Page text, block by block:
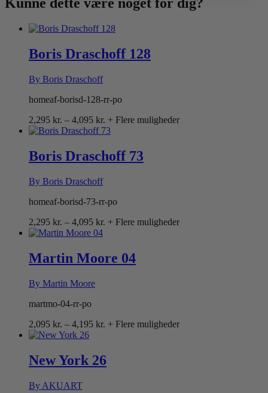
Kunne dette være noget for dig?
Boris Draschoff 128
By Boris Draschoff
homeaf-borisd-128-rr-po
2,295 kr. – 4,095 kr. Prisinterval:
2,295 kr.
4,095 kr.
+ Flere muligheder
Boris Draschoff 73
By Boris Draschoff
homeaf-borisd-73-rr-po
2,295 kr. – 4,095 kr. Prisinterval:
4,095 kr.
+ Flere muligheder
Martin Moore 04
By Martin Moore
martmo-04-rr-po
2,095 kr. – 4,195 kr. Prisinterval:
4,195 kr.
+ Flere muligheder
New York 26
By AKUART